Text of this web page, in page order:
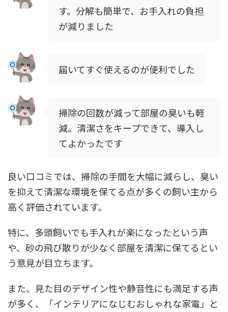
す。分解も簡単で、お手入れの負担
が減りました
届いてすぐ使えるのが便利でした
掃除の回数が減って部屋の臭いも軽
減。清潔さをキープできて、導入し
てよかったです
良い口コミでは、掃除の手間を大幅に減らし、臭い
を抑えて清潔な環境を保てる点が多くの飼い主から
高く評価されています。
特に、多頭飼いでも手入れが楽になったという声
や、砂の飛び散りが少なく部屋を清潔に保てるとい
う意見が目立ちます。
また、見た目のデザイン性や静音性にも満足する声
が多く、「インテリアになじむおしゃれな家電」と